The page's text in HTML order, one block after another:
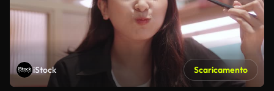
iStock Scaricamento